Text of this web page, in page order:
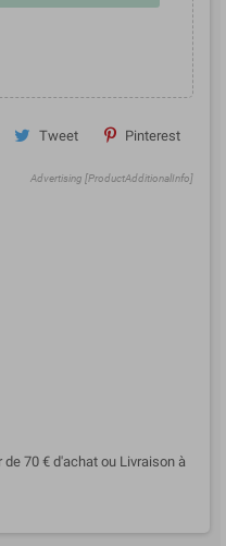
Tweet Pinterest
Advertising [ProductAdditionalInfo]
70 € d'achat ou Livraison à